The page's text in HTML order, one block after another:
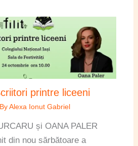
printre liceeni
Alexa Ionut Gabriel
și OANA PALER
din nou sărbătoare a